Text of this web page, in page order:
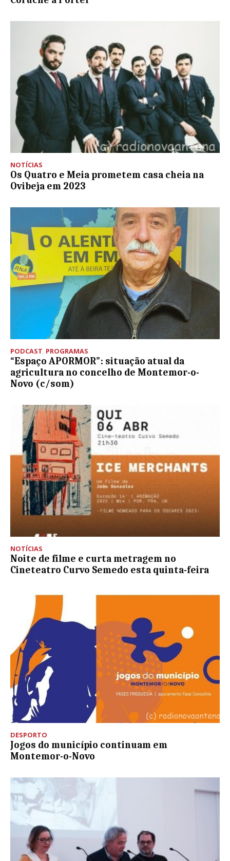
NOTÍCIAS
Os Quatro e Meia prometem casa cheia na
Ovibeja em 2023
PODCAST, PROGRAMAS
“Espaço APORMOR”: situação atual da
agricultura no concelho de Montemor-o-
Novo (c/som)
NOTÍCIAS
Noite de filme e curta metragem no
Cineteatro Curvo Semedo esta quinta-feira
DESPORTO
Jogos do município continuam em
Montemor-o-Novo